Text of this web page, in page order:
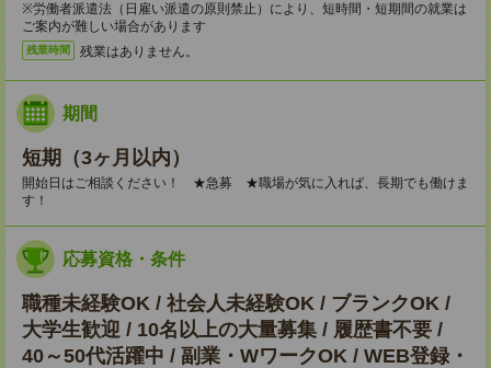
※労働者派遣法（日雇い派遣の原則禁止）により、短時間・短期間の就業は
ご案内が難しい場合があります
残業時間 残業はありません。
期間
短期（3ヶ月以内）
開始日はご相談ください！ ★急募 ★職場が気に入れば、長期でも働けま
す！
応募資格・条件
職種未経験OK / 社会人未経験OK / ブランクOK /
大学生歓迎 / 10名以上の大量募集 / 履歴書不要 /
40～50代活躍中 / 副業・WワークOK / WEB登録・